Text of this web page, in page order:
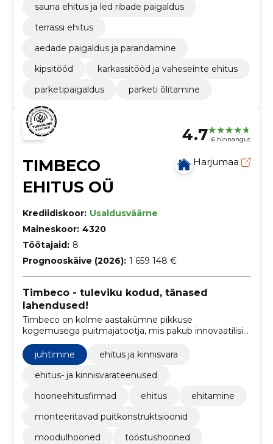
sauna ehitus ja led ribade paigaldus
terrassi ehitus
aedade paigaldus ja parandamine
kipsitööd
karkassitööd ja vaheseinte ehitus
parketipaigaldus
parketi õlitamine
4.7 6 hinnangut
TIMBECO
EHITUS OÜ
Harjumaa
Krediidiskoor: Usaldusväärne
Maineskoor: 4320
Töötajaid: 8
Prognooskäive (2026): 1 659 148 €
Timbeco - tuleviku kodud, tänased
lahendused!
Timbeco on kolme aastakümne pikkuse
kogemusega puitmajatootja, mis pakub innovaatilisi
ja keskkonnasõbralikke lahendusi ehitusturule.
juhtimine
ehitus ja kinnisvara
ehitus- ja kinnisvarateenused
hooneehitusfirmad
ehitus
ehitamine
monteeritavad puitkonstruktsioonid
moodulhooned
tööstushooned